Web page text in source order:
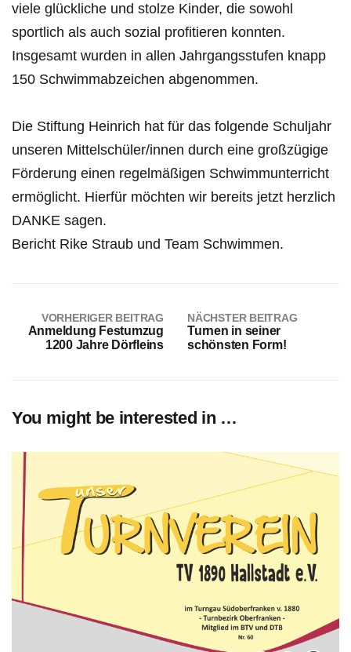
viele glückliche und stolze Kinder, die sowohl
sportlich als auch sozial profitieren konnten.
Insgesamt wurden in allen Jahrgangsstufen knapp
150 Schwimmabzeichen abgenommen.
Die Stiftung Heinrich hat für das folgende Schuljahr
unseren Mittelschüler/innen durch eine großzügige
Förderung einen regelmäßigen Schwimmunterricht
ermöglicht. Hierfür möchten wir bereits jetzt herzlich
DANKE sagen.
Bericht Rike Straub und Team Schwimmen.
VORHERIGER BEITRAG
Anmeldung Festumzug
1200 Jahre Dörfleins
NÄCHSTER BEITRAG
Turnen in seiner
schönsten Form!
You might be interested in …